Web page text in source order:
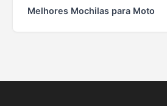
Melhores Mochilas para Moto